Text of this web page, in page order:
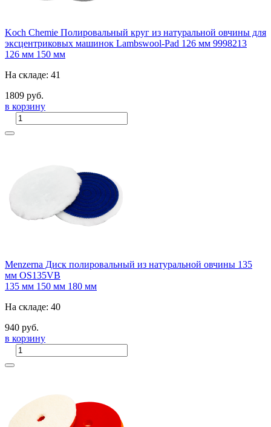
Koch Chemie Полировальный круг из натуральной овчины для
эксцентриковых машинок Lambswool-Pad 126 мм 9998213
126 мм 150 мм
На складе: 41
1809 руб.
в корзину
Menzerna Диск полировальный из натуральной овчины 135
мм OS135VB
135 мм 150 мм 180 мм
На складе: 40
940 руб.
в корзину